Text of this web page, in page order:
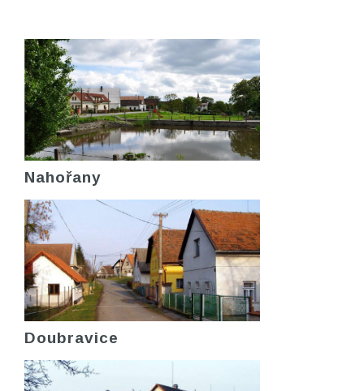
Nahořany
Doubravice